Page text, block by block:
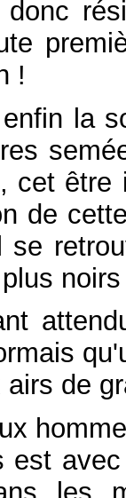
donc
!
la
cet
de
airs de
est